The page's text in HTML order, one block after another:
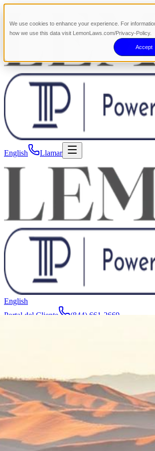
We use cookies to enhance your experience. For
how we use this data visit LemonLaws.com/Privacy-Policy.
Accept
English Llamar
English
Portal del Cliente
(844) 661-2669
Contacto